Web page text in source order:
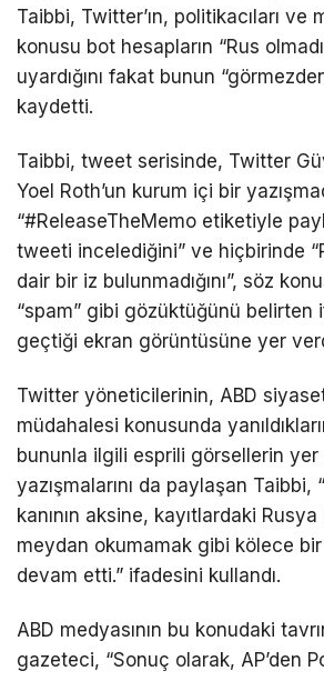
Taibbi, Twitter’ın, politikacıları ve
konusu bot hesapların “Rus
uyardığını fakat bunun
kaydetti.
Taibbi, tweet serisinde, Twitter
Yoel Roth’un kurum içi bir
“#ReleaseTheMemo etiketiyle
tweeti incelediğini” ve hiçbirinde
dair bir iz bulunmadığını”, söz
“spam” gibi gözüktüğünü belirten
geçtiği ekran görüntüsüne yer
Twitter yöneticilerinin, ABD
müdahalesi konusunda
bununla ilgili esprili görsellerin yer
yazışmalarını da paylaşan Taibbi,
kanının aksine, kayıtlardaki Rusya
meydan okumamak gibi kölece
devam etti.” ifadesini kullandı.
ABD medyasının bu konudaki
gazeteci, “Sonuç olarak, AP’den